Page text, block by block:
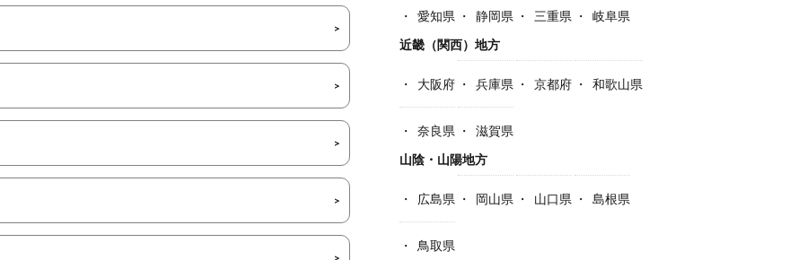
愛知県 静岡県 三重県
岐阜県
近畿（関西）地方
大阪府 兵庫県 京都府 和歌山県
奈良県
滋賀県
山陰・山陽地方
広島県 岡山県 山口県 島根県
鳥取県